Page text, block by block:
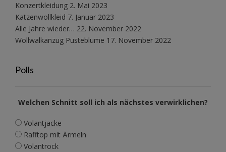
Konzertkleidung 2. Mai 2023
Katzenwollkleid 7. Januar 2023
Alle Jahre wieder… 22. November 2022
Wollwalkanzug Pusteblume 17. November 2022
Polls
Welchen Schnitt soll ich als nächstes verwirklichen?
Volantjacke
Rafftop mit Ärmeln
Volantrock